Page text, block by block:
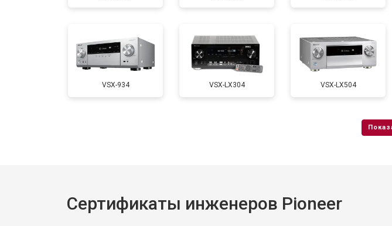
VSX-934 VSX-LX304 VSX-LX504
Сертификаты инженеров Pioneer